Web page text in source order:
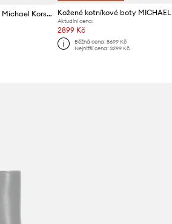
Nízké kozačky MICHAEL Michael Kors Hazel
Aktuální cena:
2899 Kč
Běžná cena: 5699 Kč
Nejnižší cena: 3299 Kč